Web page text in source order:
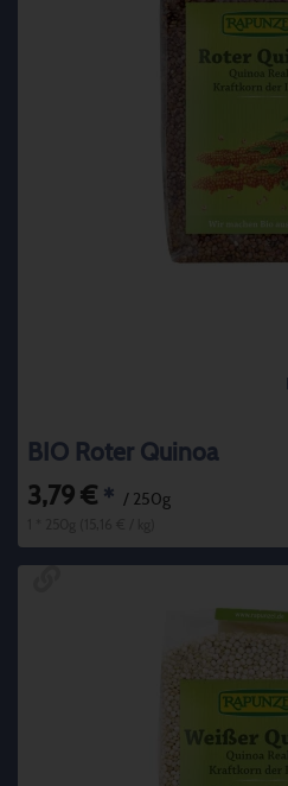
BIO Roter Quinoa
3,79 € * / 250g